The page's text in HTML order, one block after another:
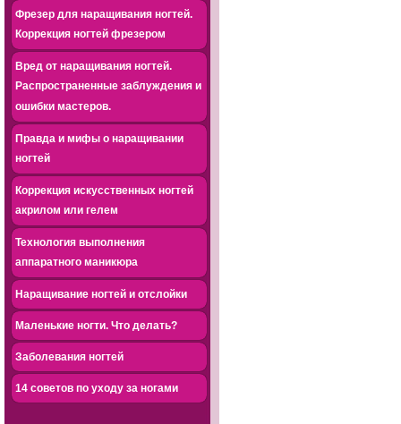
Фрезер для наращивания ногтей.
Коррекция ногтей фрезером
Вред от наращивания ногтей.
Распространенные заблуждения и
ошибки мастеров.
Правда и мифы о наращивании
ногтей
Коррекция искусственных ногтей
акрилом или гелем
Технология выполнения
аппаратного маникюра
Наращивание ногтей и отслойки
Маленькие ногти. Что делать?
Заболевания ногтей
14 советов по уходу за ногами